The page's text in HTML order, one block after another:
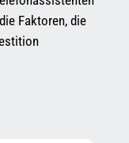
Faktoren, die